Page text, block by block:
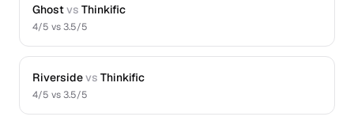
Ghostvs Thinkific
4/5 vs3.5/5
Riversidevs Thinkific
4/5 vs3.5/5